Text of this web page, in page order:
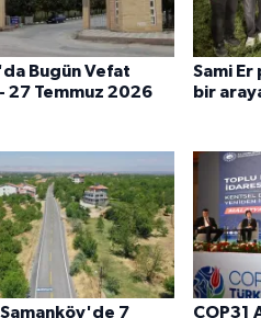
Bugün Vefat
27 Temmuz 2026
Sami
bir
7 COP31